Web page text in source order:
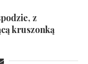
z
kruszonką